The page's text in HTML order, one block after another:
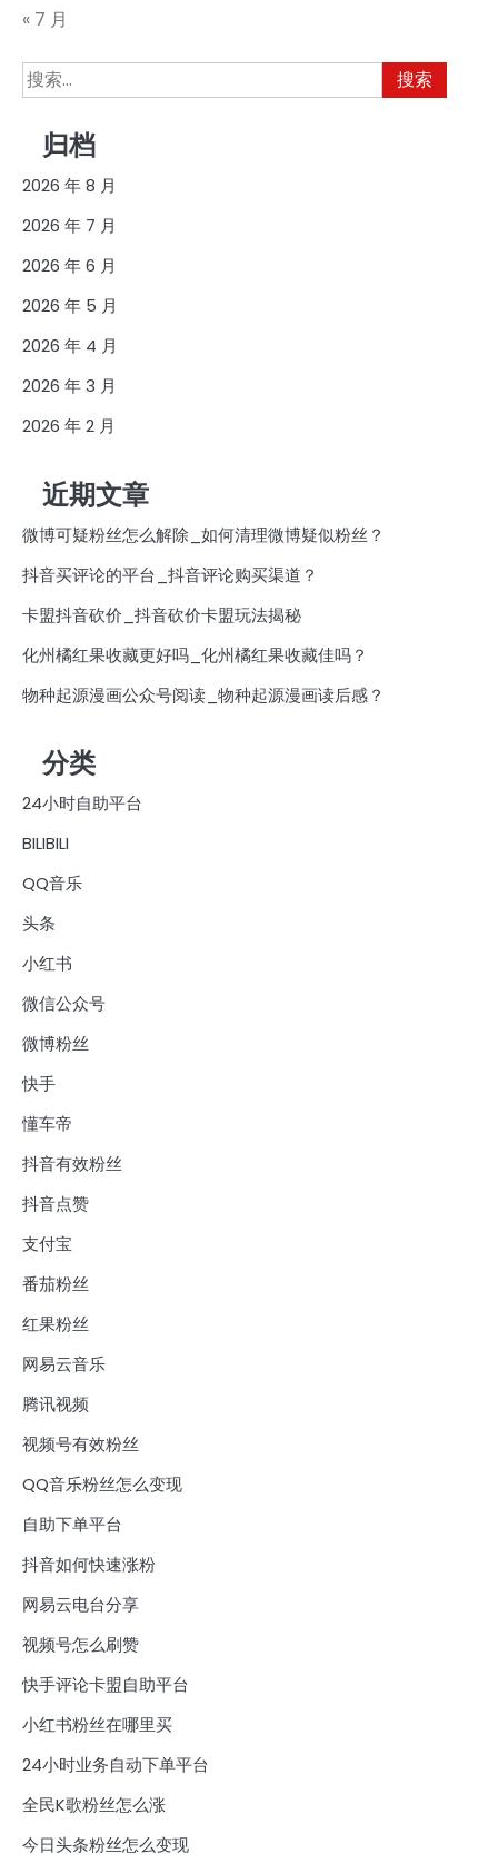
« 7 月
搜
索：
归档
2026 年 8 月
2026 年 7 月
2026 年 6 月
2026 年 5 月
2026 年 4 月
2026 年 3 月
2026 年 2 月
近期文章
微博可疑粉丝怎么解除_如何清理微博疑似粉丝？
抖音买评论的平台_抖音评论购买渠道？
卡盟抖音砍价_抖音砍价卡盟玩法揭秘
化州橘红果收藏更好吗_化州橘红果收藏佳吗？
物种起源漫画公众号阅读_物种起源漫画读后感？
分类
24小时自助平台
BILIBILI
QQ音乐
头条
小红书
微信公众号
微博粉丝
快手
懂车帝
抖音有效粉丝
抖音点赞
支付宝
番茄粉丝
红果粉丝
网易云音乐
腾讯视频
视频号有效粉丝
QQ音乐粉丝怎么变现
自助下单平台
抖音如何快速涨粉
网易云电台分享
视频号怎么刷赞
快手评论卡盟自助平台
小红书粉丝在哪里买
24小时业务自动下单平台
全民K歌粉丝怎么涨
今日头条粉丝怎么变现